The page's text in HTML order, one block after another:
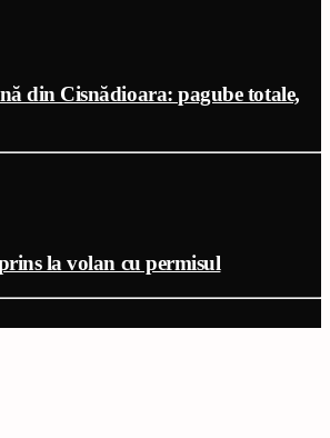
din Cisnădioara: pagube totale,
la volan cu permisul